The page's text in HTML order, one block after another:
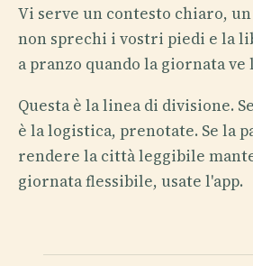
Vi serve un contesto chiaro,
non sprechi i vostri piedi e la
a pranzo quando la giornata ve
Questa è la linea di divisione.
è la logistica, prenotate. Se la
rendere la città leggibile
giornata flessibile, usate l'app.